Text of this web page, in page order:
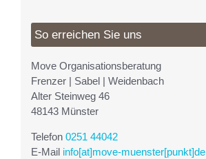
So erreichen Sie uns
Move Organisationsberatung
Frenzer | Sabel | Weidenbach
Alter Steinweg 46
48143 Münster
Telefon 0251 44042
E-Mail info[at]move-muenster[punkt]de